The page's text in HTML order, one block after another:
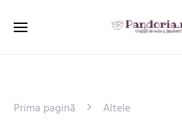
Prima pagină Altele